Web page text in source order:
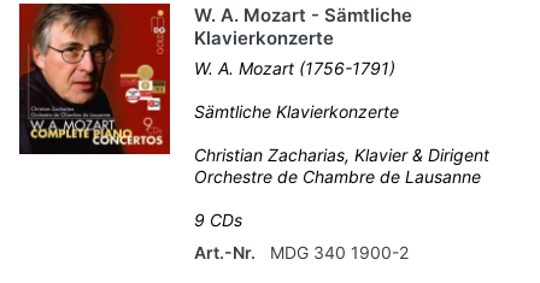
W. A. Mozart - Sämtliche
Klavierkonzerte
W. A. Mozart (1756-1791)
Sämtliche Klavierkonzerte
Christian Zacharias, Klavier & Dirigent
Orchestre de Chambre de Lausanne
9 CDs
Art.-Nr.
MDG 340 1900-2